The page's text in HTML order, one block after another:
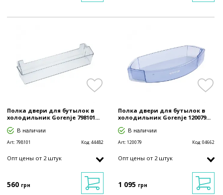
Полка двери для бутылок в
холодильник Gorenje 798101...
В наличии
Art:798101 Код:44482
Опт цены от 2 штук
560 грн
Полка двери для бутылок в
холодильник Gorenje 120079...
В наличии
Art:120079 Код:04662
Опт цены от 2 штук
1 095 грн